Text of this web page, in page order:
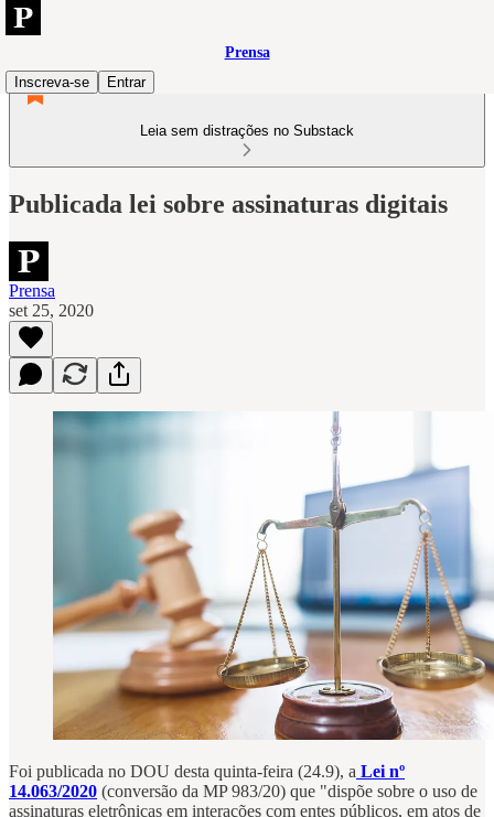
Prensa
Inscreva-se
Entrar
Leia sem distrações no Substack
Publicada lei sobre assinaturas digitais
Prensa
set 25, 2020
Foi publicada no DOU desta quinta-feira (24.9), a Lei nº
14.063/2020 (conversão da MP 983/20) que "dispõe sobre o uso de
assinaturas eletrônicas em interações com entes públicos, em atos de